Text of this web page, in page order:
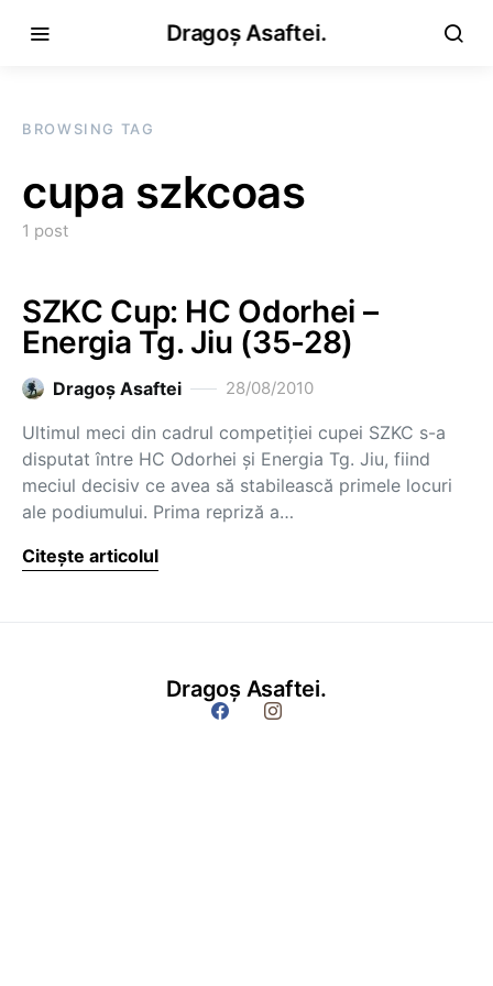
Dragoș Asaftei.
BROWSING TAG
cupa szkcoas
1 post
SZKC Cup: HC Odorhei –
Energia Tg. Jiu (35-28)
Dragoş Asaftei 28/08/2010
Ultimul meci din cadrul competiţiei cupei SZKC s-a
disputat între HC Odorhei şi Energia Tg. Jiu, fiind
meciul decisiv ce avea să stabilească primele locuri
ale podiumului. Prima repriză a…
Citește articolul
Dragoș Asaftei.